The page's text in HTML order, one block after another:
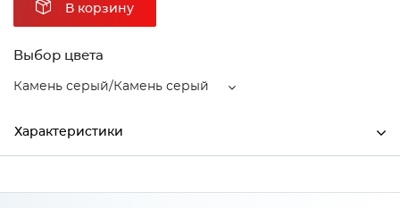
В корзину
Выбор цвета
Камень серый/Камень серый
Характеристики